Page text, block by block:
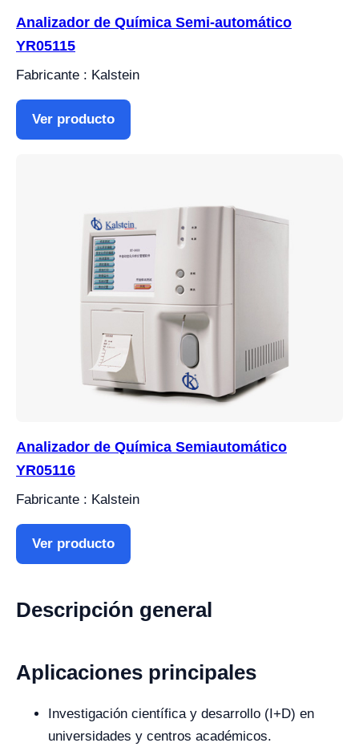
Analizador de Química Semi-automático
YR05115
Fabricante : Kalstein
Ver producto
Analizador de Química Semiautomático
YR05116
Fabricante : Kalstein
Ver producto
Descripción general
Aplicaciones principales
Investigación científica y desarrollo (I+D) en
universidades y centros académicos.